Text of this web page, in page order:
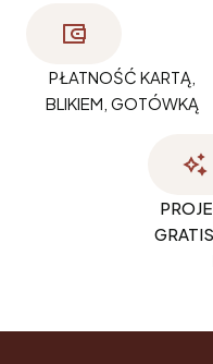
PŁATNOŚĆ KARTĄ,
BLIKIEM, GOTÓWKĄ